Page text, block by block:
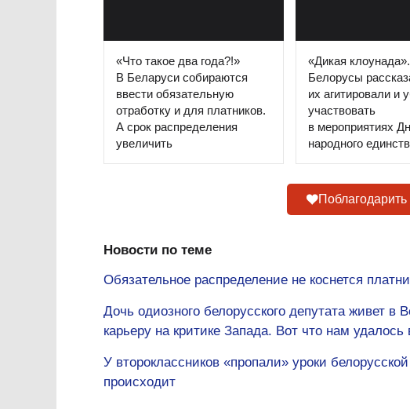
«Что такое два года?!»
В Беларуси собираются
ввести обязательную
отработку и для платников.
А срок распределения
увеличить
«Дикая клоунада».
Белорусы
их агитировали и
участвовать
в мероприятиях
народного
Поблагодарить
Новости по теме
Обязательное распределение не коснется
Дочь одиозного белорусского депутата живет
карьеру на критике Запада. Вот что нам удалось
У второклассников «пропали» уроки
происходит